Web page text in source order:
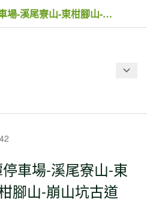
【新北市】虎豹潭停車場-溪尾寮山-東柑腳山-風口鞍部-柑腳山-崩山坑古道
】二子坪-小觀音西西峰-清風
-菜刀崙古道-菜公坑山 O
停車場-溪尾寮山-東
腳山-崩山坑古道